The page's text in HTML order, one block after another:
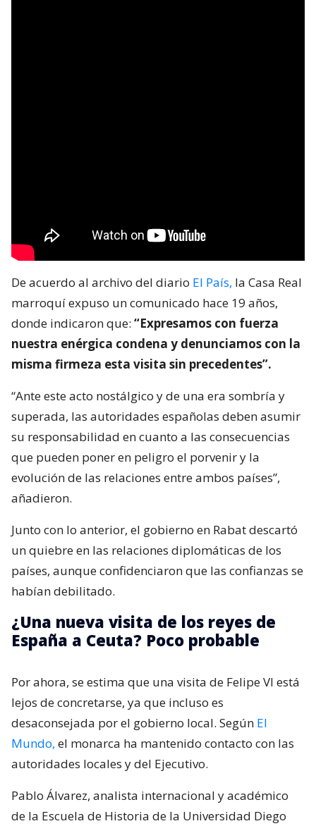
De acuerdo al archivo del diario El País, la Casa Real
marroquí expuso un comunicado hace 19 años,
donde indicaron que: “Expresamos con fuerza
nuestra enérgica condena y denunciamos con la
misma firmeza esta visita sin precedentes”.
“Ante este acto nostálgico y de una era sombría y
superada, las autoridades españolas deben asumir
su responsabilidad en cuanto a las consecuencias
que pueden poner en peligro el porvenir y la
evolución de las relaciones entre ambos países”,
añadieron.
Junto con lo anterior, el gobierno en Rabat descartó
un quiebre en las relaciones diplomáticas de los
países, aunque confidenciaron que las confianzas se
habían debilitado.
¿Una nueva visita de los reyes de
España a Ceuta? Poco probable
Por ahora, se estima que una visita de Felipe VI está
lejos de concretarse, ya que incluso es
desaconsejada por el gobierno local. Según El
Mundo, el monarca ha mantenido contacto con las
autoridades locales y del Ejecutivo.
Pablo Álvarez, analista internacional y académico
de la Escuela de Historia de la Universidad Diego